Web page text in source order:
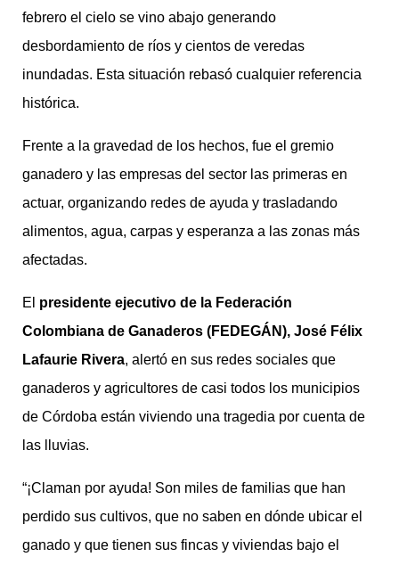
febrero el cielo se vino abajo generando
desbordamiento de ríos y cientos de veredas
inundadas. Esta situación rebasó cualquier referencia
histórica.
Frente a la gravedad de los hechos, fue el gremio
ganadero y las empresas del sector las primeras en
actuar, organizando redes de ayuda y trasladando
alimentos, agua, carpas y esperanza a las zonas más
afectadas.
El presidente ejecutivo de la Federación
Colombiana de Ganaderos (FEDEGÁN), José Félix
Lafaurie Rivera, alertó en sus redes sociales que
ganaderos y agricultores de casi todos los municipios
de Córdoba están viviendo una tragedia por cuenta de
las lluvias.
“¡Claman por ayuda! Son miles de familias que han
perdido sus cultivos, que no saben en dónde ubicar el
ganado y que tienen sus fincas y viviendas bajo el